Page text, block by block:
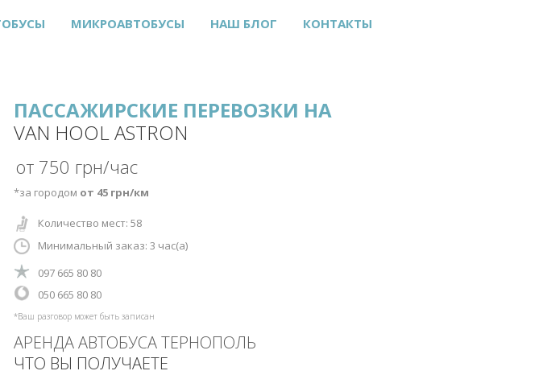
МИКРОАВТОБУСЫ НАШ БЛОГ КОНТАКТЫ
ПАССАЖИРСКИЕ ПЕРЕВОЗКИ НА
VAN HOOL ASTRON
от 750 грн/час
*за городом от 45 грн/км
Количество мест: 58
Минимальный заказ: 3 час(а)
‎097 665 80 80
‎‎050 665 80 80
*Ваш разговор может быть записан
АРЕНДА АВТОБУСА ТЕРНОПОЛЬ
ЧТО ВЫ ПОЛУЧАЕТЕ